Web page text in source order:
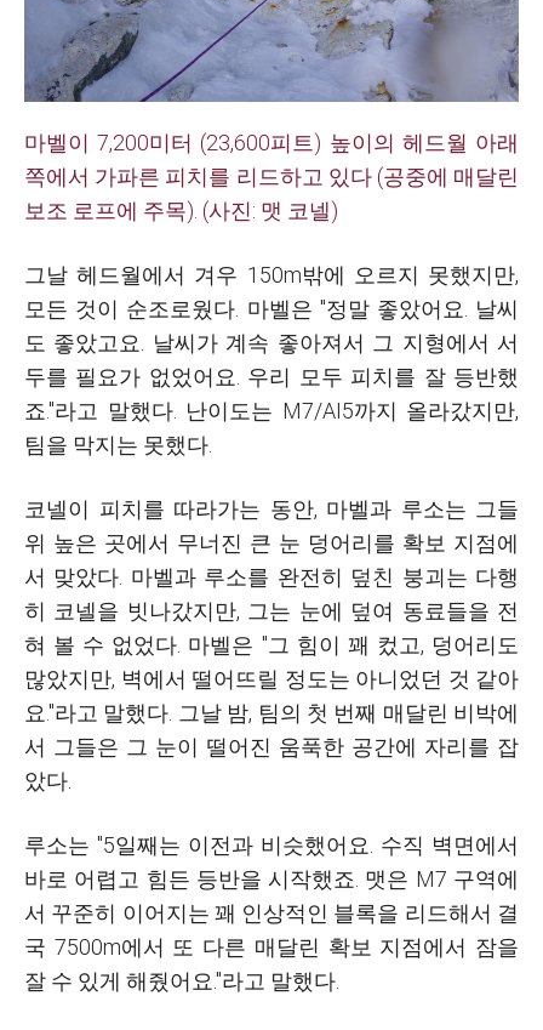
마벨이 7,200미터 (23,600피트) 높이의 헤드월 아래
쪽에서 가파른 피치를 리드하고 있다 (공중에 매달린
보조 로프에 주목). (사진: 맷 코넬)
그 날 헤드월에서 겨우 150m밖에 오르지 못했지만,
모든 것이 순조로웠다. 마벨은 "정말 좋았어요. 날씨
도 좋았고요. 날씨가 계속 좋아져서 그 지형에서 서
두를 필요가 없었어요. 우리 모두 피치를 잘 등반했
죠."라고 말했다. 난이도는 M7/AI5까지 올라갔지만,
팀을 막지는 못했다.
코넬이 피치를 따라가는 동안, 마벨과 루소는 그들
위 높은 곳에서 무너진 큰 눈 덩어리를 확보 지점에
서 맞았다. 마벨과 루소를 완전히 덮친 붕괴는 다행
히 코넬을 빗나갔지만, 그는 눈에 덮여 동료들을 전
혀 볼 수 없었다. 마벨은 "그 힘이 꽤 컸고, 덩어리도
많았지만, 벽에서 떨어뜨릴 정도는 아니었던 것 같아
요."라고 말했다. 그날 밤, 팀의 첫 번째 매달린 비박에
서 그들은 그 눈이 떨어진 움푹한 공간에 자리를 잡
았다.
루소는 "5일째는 이전과 비슷했어요. 수직 벽면에서
바로 어렵고 힘든 등반을 시작했죠. 맷은 M7 구역에
서 꾸준히 이어지는 꽤 인상적인 블록을 리드해서 결
국 7500m에서 또 다른 매달린 확보 지점에서 잠을
잘 수 있게 해줬어요."라고 말했다.